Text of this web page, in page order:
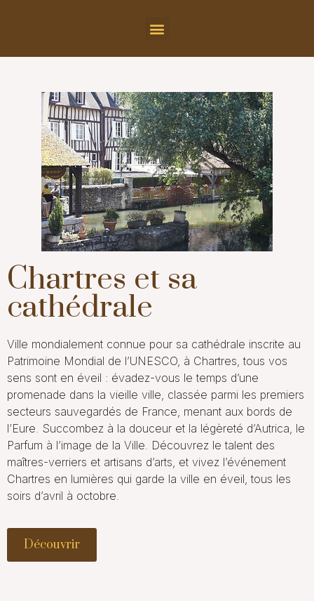
Chartres et sa
cathédrale
Ville mondialement connue pour sa cathédrale inscrite au
Patrimoine Mondial de l’UNESCO, à Chartres, tous vos
sens sont en éveil : évadez-vous le temps d’une
promenade dans la vieille ville, classée parmi les premiers
secteurs sauvegardés de France, menant aux bords de
l’Eure. Succombez à la douceur et la légèreté d’Autrica, le
Parfum à l’image de la Ville. Découvrez le talent des
maîtres-verriers et artisans d’arts, et vivez l’événement
Chartres en lumières qui garde la ville en éveil, tous les
soirs d’avril à octobre.
Découvrir